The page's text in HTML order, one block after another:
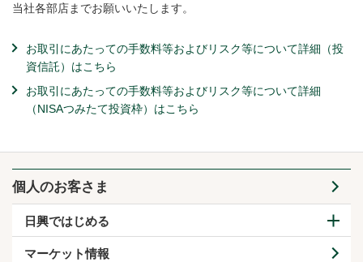
当社各部店までお願いいたします。
お取引にあたっての手数料等およびリスク等について詳細（投
資信託）はこちら
お取引にあたっての手数料等およびリスク等について詳細
（NISAつみたて投資枠）はこちら
個人のお客さま
日興ではじめる
マーケット情報